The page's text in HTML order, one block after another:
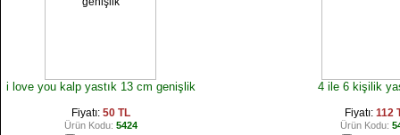
i love you kalp yastık 13 cm genişlik
Fiyatı: 50 TL
Ürün Kodu: 5424
4 ile 6 kişilik
Fiyatı: 112
Ürün Kodu: